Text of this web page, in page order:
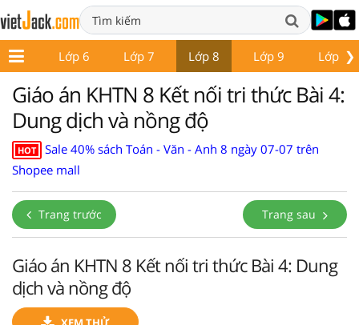
❯
5 Lớp 6 Lớp 7 Lớp 8 Lớp 9 Lớp 10
Giáo án KHTN 8 Kết nối tri thức Bài 4:
Dung dịch và nồng độ
HOT
Sale 40% sách Toán - Văn - Anh 8 ngày 07-07 trên
Shopee mall
Trang trước Trang sau
Giáo án KHTN 8 Kết nối tri thức Bài 4: Dung
dịch và nồng độ